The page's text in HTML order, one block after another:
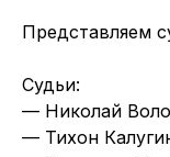
Представляем
Судьи:
— Николай
— Тихон